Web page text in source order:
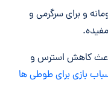
تا ۳میلیون تومانه و برای سرگرمی و
کاهش استرس و
بازی برای طوطی ها